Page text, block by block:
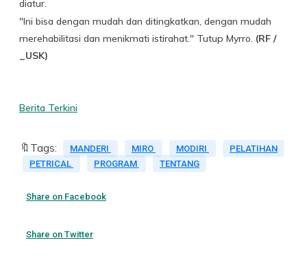
diatur.
"Ini bisa dengan mudah dan ditingkatkan, dengan mudah
merehabilitasi dan menikmati istirahat." Tutup Myrro. (RF /
_USK)
Berita Terkini
🔖Tags: MANDERI MIRO MODIRI
PELATIHAN
PETRICAL
PROGRAM TENTANG
Share on Facebook
Share on Twitter